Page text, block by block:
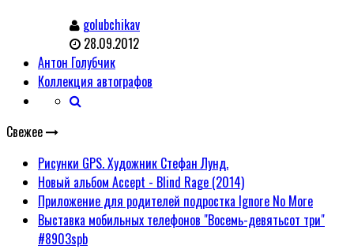
golubchikav
28.09.2012
Антон Голубчик
Коллекция автографов
Свежее
Рисунки GPS. Художник Стефан Лунд.
Новый альбом Accept - Blind Rage (2014)
Приложение для родителей подростка Ignore No More
Выставка мобильных телефонов "Восемь-девятьсот три"
#8903spb